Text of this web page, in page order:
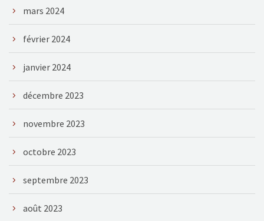
mars 2024
février 2024
janvier 2024
décembre 2023
novembre 2023
octobre 2023
septembre 2023
août 2023